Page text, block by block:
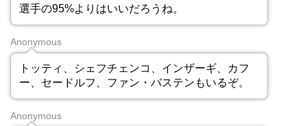
選手の95%よりはいいだろうね。
Anonymous
トッティ、シェフチェンコ、インザーギ、カフ
ー、セードルフ、ファン・バステンもいるぞ。
Anonymous